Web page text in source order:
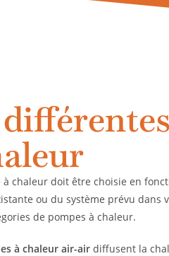
à chaleur doit être choisie en
ou du système prévu dans
de pompes à chaleur.
à chaleur air-air diffusent la